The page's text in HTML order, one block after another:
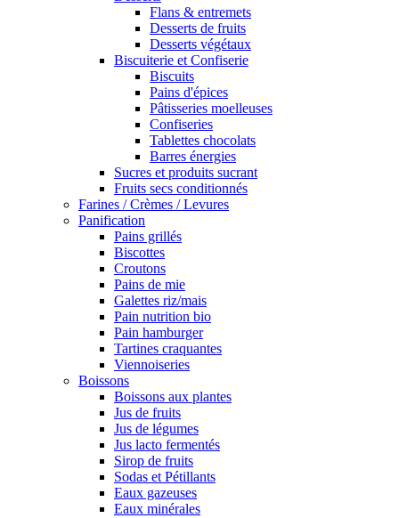
Flans & entremets
Desserts de fruits
Desserts végétaux
Biscuiterie et Confiserie
Biscuits
Pains d'épices
Pâtisseries moelleuses
Confiseries
Tablettes chocolats
Barres énergies
Sucres et produits sucrant
Fruits secs conditionnés
Farines / Crèmes / Levures
Panification
Pains grillés
Biscottes
Croutons
Pains de mie
Galettes riz/mais
Pain nutrition bio
Pain hamburger
Tartines craquantes
Viennoiseries
Boissons
Boissons aux plantes
Jus de fruits
Jus de légumes
Jus lacto fermentés
Sirop de fruits
Sodas et Pétillants
Eaux gazeuses
Eaux minérales